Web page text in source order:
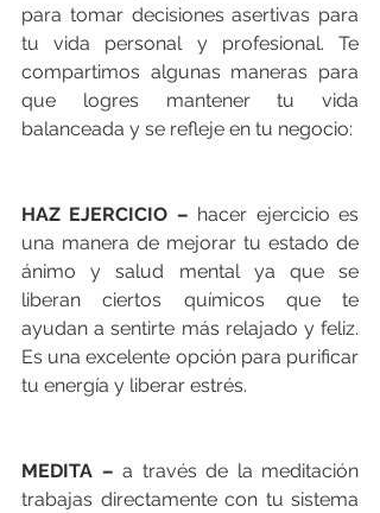
para tomar decisiones asertivas para
tu vida personal y profesional. Te
compartimos algunas maneras para
que logres mantener tu vida
balanceada y se refleje en tu negocio:
HAZ EJERCICIO – hacer ejercicio es
una manera de mejorar tu estado de
ánimo y salud mental ya que se
liberan ciertos químicos que te
ayudan a sentirte más relajado y feliz.
Es una excelente opción para purificar
tu energía y liberar estrés.
MEDITA – a través de la meditación
trabajas directamente con tu sistema